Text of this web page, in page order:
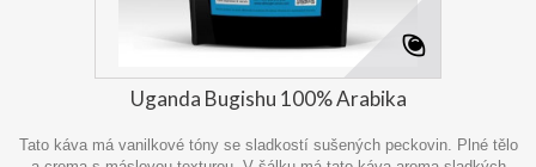
Uganda Bugishu 100% Arabika
Tato káva má vanilkové tóny se sladkostí sušených peckovin. Plné tělo